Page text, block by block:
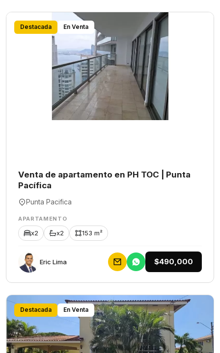
Destacada En Venta
Venta de apartamento en PH TOC | Punta
Pacífica
Punta Pacifica
APARTAMENTO
x2 x2 153 m²
Eric Lima $490,000
Destacada En Venta